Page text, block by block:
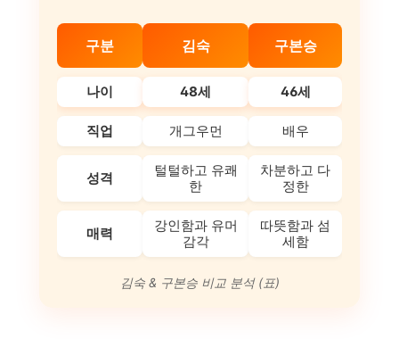
구분 김숙 구본승
나이 48세 46세
직업 개그우먼 배우
성격
털털하고 유쾌
한
차분하고 다
정한
매력
강인함과 유머
감각
따뜻함과 섬
세함
김숙 & 구본승 비교 분석 (표)